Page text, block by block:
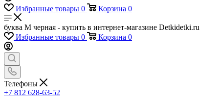
Избранные товары 0 Корзина 0
буква М черная - купить в интернет-магазине Detkidetki.ru
Избранные товары 0 Корзина 0
Телефоны
+7 812 628-63-52